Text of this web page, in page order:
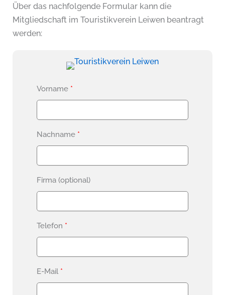
Über das nachfolgende Formular kann die
Mitgliedschaft im Touristikverein Leiwen beantragt
werden:
Vorname
Nachname
Firma (optional)
Telefon
E-Mail